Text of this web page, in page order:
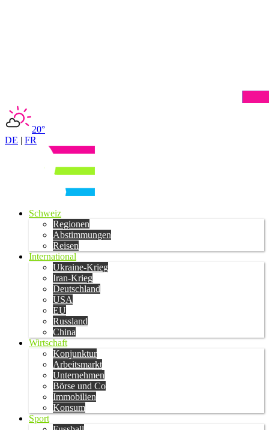
20°
DE | FR
Schweiz
Regionen
Abstimmungen
Reisen
International
Ukraine-Krieg
Iran-Krieg
Deutschland
USA
EU
Russland
China
Wirtschaft
Konjunktur
Arbeitsmarkt
Unternehmen
Börse und Co
Immobilien
Konsum
Sport